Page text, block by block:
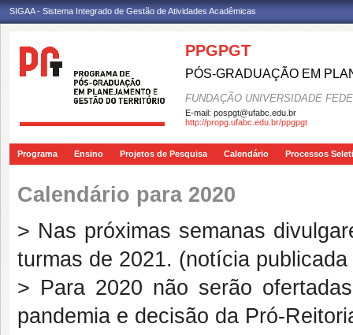
SIGAA - Sistema Integrado de Gestão de Atividades Acadêmicas
PPGPGT
PÓS-GRADUAÇÃO EM
FUNDAÇÃO UNIVERSIDADE
E-mail: pospgt@ufabc.edu.br
http://propg.ufabc.edu.br/ppgpgt
Programa Ensino Projetos de Pesquisa Calendário Processos
Calendário para 2020
> Nas próximas semanas
turmas de 2021. (notícia
> Para 2020 não serão
pandemia e decisão da Pró-